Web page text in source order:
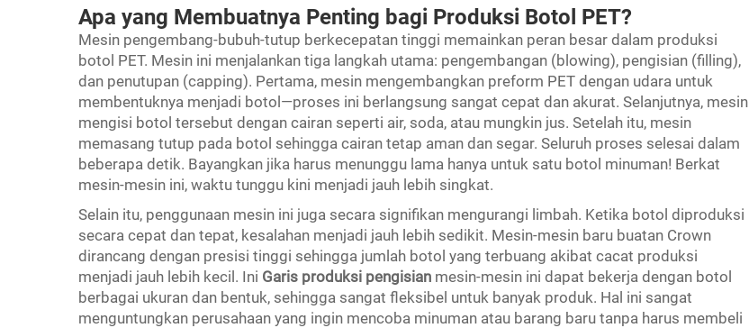
Apa yang Membuatnya Penting bagi Produksi Botol PET?
Mesin pengembang-bubuh-tutup berkecepatan tinggi memainkan peran besar dalam produksi
botol PET. Mesin ini menjalankan tiga langkah utama: pengembangan (blowing), pengisian (filling),
dan penutupan (capping). Pertama, mesin mengembangkan preform PET dengan udara untuk
membentuknya menjadi botol—proses ini berlangsung sangat cepat dan akurat. Selanjutnya, mesin
mengisi botol tersebut dengan cairan seperti air, soda, atau mungkin jus. Setelah itu, mesin
memasang tutup pada botol sehingga cairan tetap aman dan segar. Seluruh proses selesai dalam
beberapa detik. Bayangkan jika harus menunggu lama hanya untuk satu botol minuman! Berkat
mesin-mesin ini, waktu tunggu kini menjadi jauh lebih singkat.
Selain itu, penggunaan mesin ini juga secara signifikan mengurangi limbah. Ketika botol diproduksi
secara cepat dan tepat, kesalahan menjadi jauh lebih sedikit. Mesin-mesin baru buatan Crown
dirancang dengan presisi tinggi sehingga jumlah botol yang terbuang akibat cacat produksi
menjadi jauh lebih kecil. Ini Garis produksi pengisian mesin-mesin ini dapat bekerja dengan botol
berbagai ukuran dan bentuk, sehingga sangat fleksibel untuk banyak produk. Hal ini sangat
menguntungkan perusahaan yang ingin mencoba minuman atau barang baru tanpa harus membeli